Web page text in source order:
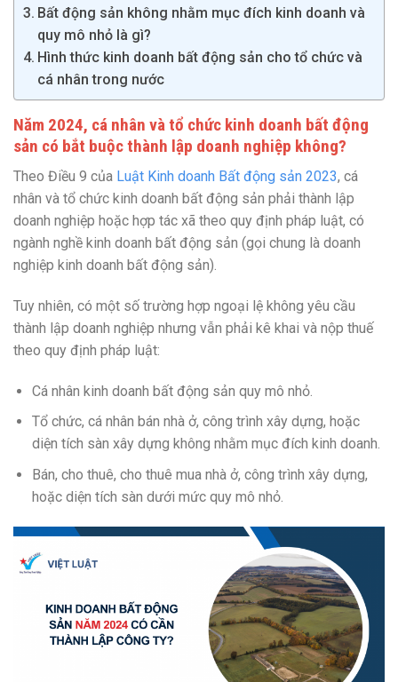
Bất động sản không nhằm mục đích kinh doanh và
quy mô nhỏ là gì?
Hình thức kinh doanh bất động sản cho tổ chức và
cá nhân trong nước
Năm 2024, cá nhân và tổ chức kinh doanh bất động
sản có bắt buộc thành lập doanh nghiệp không?
Theo Điều 9 của Luật Kinh doanh Bất động sản 2023, cá
nhân và tổ chức kinh doanh bất động sản phải thành lập
doanh nghiệp hoặc hợp tác xã theo quy định pháp luật, có
ngành nghề kinh doanh bất động sản (gọi chung là doanh
nghiệp kinh doanh bất động sản).
Tuy nhiên, có một số trường hợp ngoại lệ không yêu cầu
thành lập doanh nghiệp nhưng vẫn phải kê khai và nộp thuế
theo quy định pháp luật:
Cá nhân kinh doanh bất động sản quy mô nhỏ.
Tổ chức, cá nhân bán nhà ở, công trình xây dựng, hoặc
diện tích sàn xây dựng không nhằm mục đích kinh doanh.
Bán, cho thuê, cho thuê mua nhà ở, công trình xây dựng,
hoặc diện tích sàn dưới mức quy mô nhỏ.